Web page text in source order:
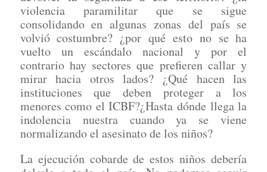
violencia paramilitar que se sigue
consolidando en algunas zonas del país se
volvió costumbre? ¿por qué esto no se ha
vuelto un escándalo nacional y por el
contrario hay sectores que prefieren callar y
mirar hacia otros lados? ¿Qué hacen las
instituciones que deben proteger a los
menores como el ICBF?¿Hasta dónde llega la
indolencia nuestra cuando ya se viene
normalizando el asesinato de los niños?
La ejecución cobarde de estos niños debería